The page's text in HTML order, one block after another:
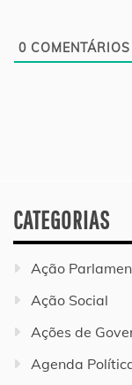
0 COMENTÁRIOS
CATEGORIAS
Ação
Ação Social
Ações de
Agenda